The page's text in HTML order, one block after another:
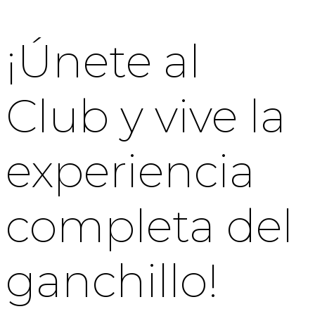
¡Únete al
Club y vive la
experiencia
completa del
ganchillo!